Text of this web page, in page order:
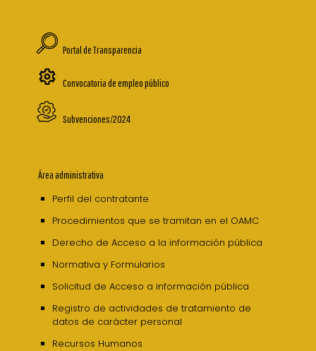
Portal de Transparencia
Convocatoria de empleo público
Subvenciones/2024
Área administrativa
Perfil del contratante
Procedimientos que se tramitan en el OAMC
Derecho de Acceso a la información pública
Normativa y Formularios
Solicitud de Acceso a información pública
Registro de actividades de tratamiento de
datos de carácter personal
Recursos Humanos